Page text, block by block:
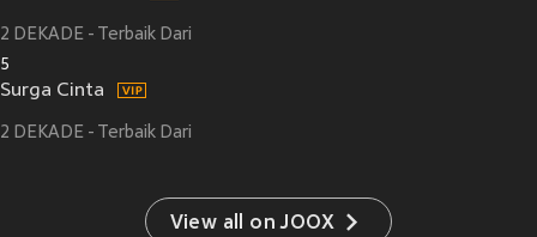
2 DEKADE - Terbaik Dari
5
Surga Cinta
2 DEKADE - Terbaik Dari
View all on JOOX